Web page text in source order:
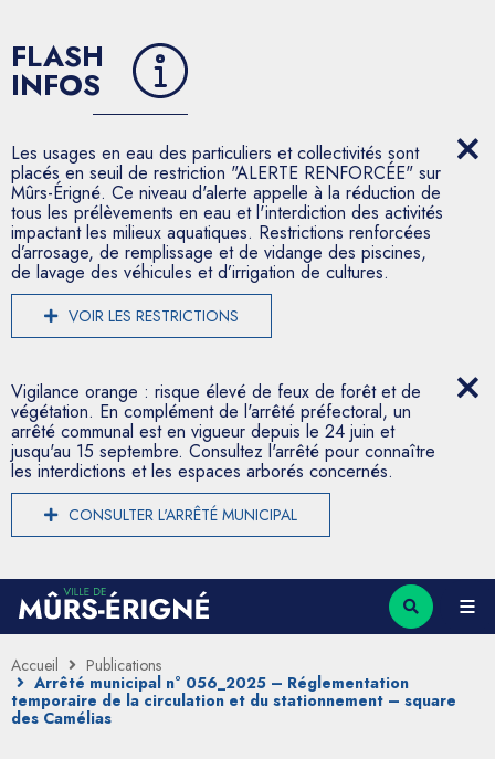
FLASH
INFOS
Les usages en eau des particuliers et collectivités sont
placés en seuil de restriction "ALERTE RENFORCÉE" sur
Mûrs-Érigné. Ce niveau d'alerte appelle à la réduction de
tous les prélèvements en eau et l'interdiction des activités
impactant les milieux aquatiques. Restrictions renforcées
d’arrosage, de remplissage et de vidange des piscines,
de lavage des véhicules et d’irrigation de cultures.
VOIR LES RESTRICTIONS
Vigilance orange : risque élevé de feux de forêt et de
végétation. En complément de l'arrêté préfectoral, un
arrêté communal est en vigueur depuis le 24 juin et
jusqu'au 15 septembre. Consultez l'arrêté pour connaître
les interdictions et les espaces arborés concernés.
CONSULTER L'ARRÊTÉ MUNICIPAL
Accueil
Publications
Arrêté municipal n° 056_2025 – Réglementation
temporaire de la circulation et du stationnement – square
des Camélias